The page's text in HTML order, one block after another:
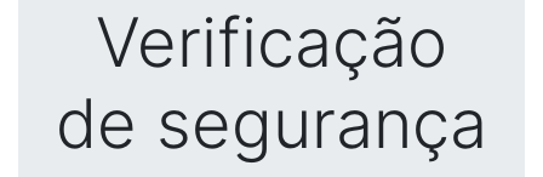
Verificação
de segurança